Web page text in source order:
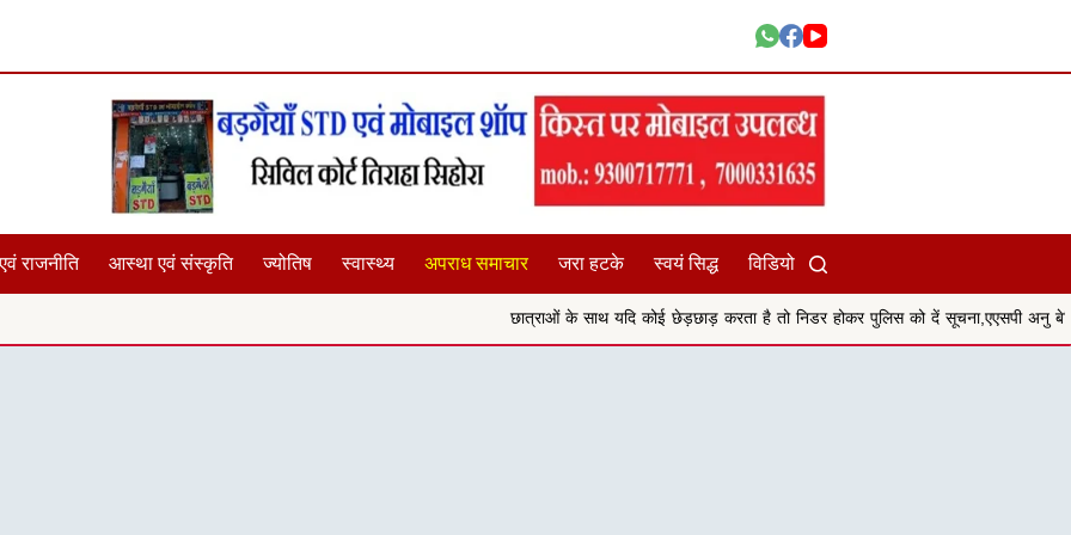
राजनीति आस्था एवं संस्कृति ज्योतिष स्वास्थ्य अपराध समाचार जरा हटके स्वयं सिद्ध विडियो
छात्राओं के साथ यदि कोई छेड़छाड़ करता है तो निडर होकर पुलिस को दें सूचना,एएसपी अनु बेनिवाल सिहोरा